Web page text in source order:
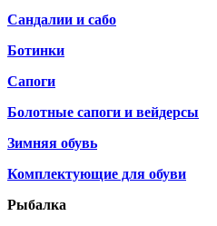
Сандалии и сабо
Ботинки
Сапоги
Болотные сапоги и вейдерсы
Зимняя обувь
Комплектующие для обуви
Рыбалка